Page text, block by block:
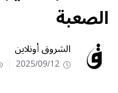
الصعبة
الشروق أونلاين
2025/09/12